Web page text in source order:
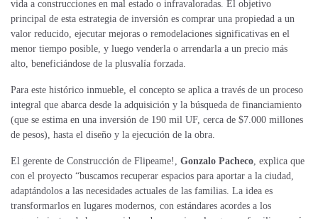
vida a construcciones en mal estado o infravaloradas. El objetivo
principal de esta estrategia de inversión es comprar una propiedad a un
valor reducido, ejecutar mejoras o remodelaciones significativas en el
menor tiempo posible, y luego venderla o arrendarla a un precio más
alto, beneficiándose de la plusvalía forzada.
Para este histórico inmueble, el concepto se aplica a través de un proceso
integral que abarca desde la adquisición y la búsqueda de financiamiento
(que se estima en una inversión de 190 mil UF, cerca de $7.000 millones
de pesos), hasta el diseño y la ejecución de la obra.
El gerente de Construcción de Flipeame!, Gonzalo Pacheco, explica que
con el proyecto “buscamos recuperar espacios para aportar a la ciudad,
adaptándolos a las necesidades actuales de las familias. La idea es
transformarlos en lugares modernos, con estándares acordes a los